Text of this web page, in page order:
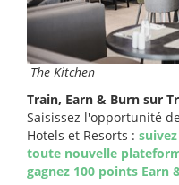
The Kitchen
Train, Earn & Burn sur
Saisissez l'opportunité
Hotels et Resorts :
toute nouvelle
gagnez 100 points Earn